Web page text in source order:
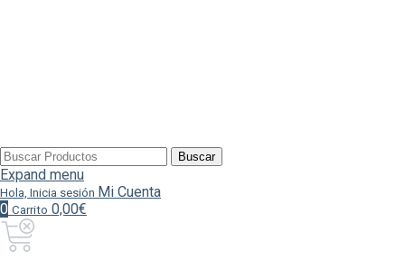
Buscar
por:
Buscar
Expand menu
Hola, Inicia sesión Mi Cuenta
0 Carrito 0,00€